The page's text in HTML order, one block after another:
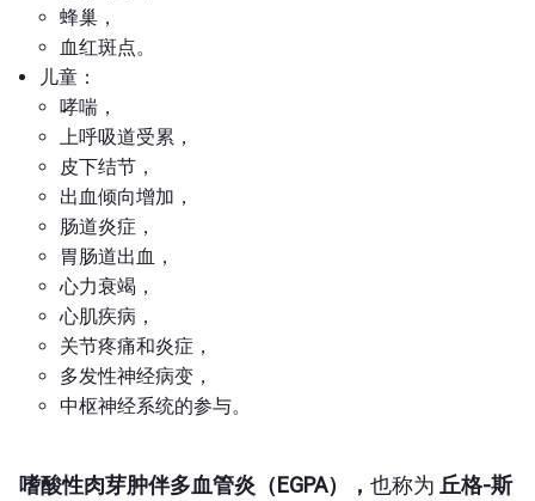
蜂巢，
血红斑点。
儿童：
哮喘，
上呼吸道受累，
皮下结节，
出血倾向增加，
肠道炎症，
胃肠道出血，
心力衰竭，
心肌疾病，
关节疼痛和炎症，
多发性神经病变，
中枢神经系统的参与。
嗜酸性肉芽肿伴多血管炎（EGPA）， 也称为 丘格-斯